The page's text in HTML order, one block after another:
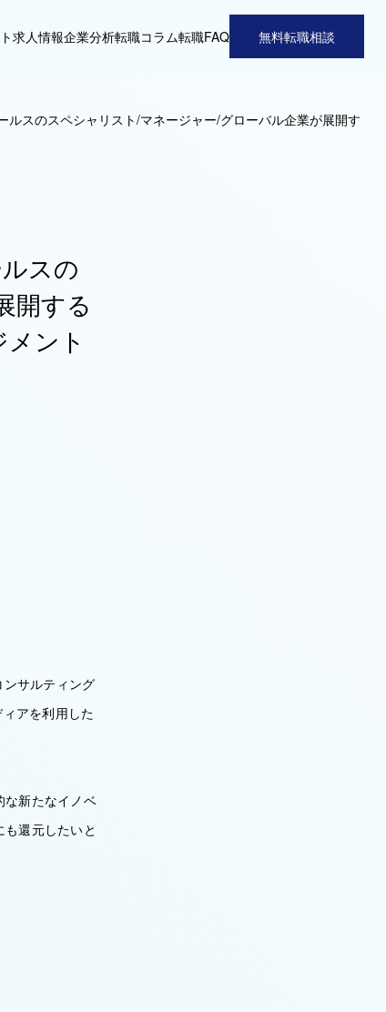
求人情報企業分析転職コラム転職FAQ 無料転職相談
スのスペシャリスト/マネージャー/グローバル企業が展開す
スの
開する
ント
サルティング
アを利用した
な新たなイノベ
還元したいと